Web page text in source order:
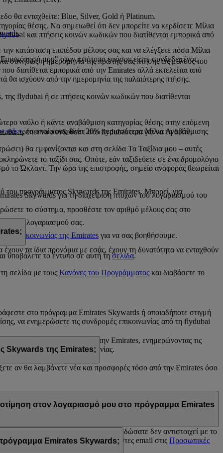
θα ενταχθείτε: Blue, Silver, Gold ή Platinum.
.
κατάσταση επιπέδου μέλους σας και να ελέγξετε πόσα Μίλια
μου" στον ιστότοπο εφόσον είστε συνδεδεμένοι.
θέσης. Να σημειωθεί ότι δεν μπορείτε να κερδίσετε Μίλια
και πτήσεις κοινών κωδικών που διατίθενται εμπορικά από
συνήθως η ημερομηνία της πρώτης σας πτήσης ως μέλους του
διατίθεται εμπορικά από την Emirates αλλά εκτελείται από
θα ισχύουν από την ημερομηνία της παλαιότερης πτήσης.
flydubai ή σε πτήσεις κοινών κωδικών που διατίθενται
ναύλο ή κάντε αναβάθμιση κατηγορίας θέσης στην επόμενη
, το οποίο σας δίνει 20% περισσότερα Μίλια Αναβάθμισης
θα πρέπει να συνδεθείτε στο flydubai.com για να τη δείτε.
θα εμφανίζονται και στη σελίδα Τα Ταξίδια μου – αυτές
του προγράμματος Skywards της Emirates. Μπορεί, για
το σύστημα, προσθέστε τον αριθμό μέλους σας στο
επικοινωνίας της Emirates για να σας βοηθήσουμε.
το ταξίδι σας. Οπότε, εάν ταξιδεύετε σε ένα δρομολόγιο
το Ώκλαντ. Την ώρα της επιστροφής, σημείο αναφοράς θεωρείται
Skywards για τη διαχείριση πτυχών του λογαριασμού του
υποβάλετε το έντυπο σε αυτή τη σελίδα.
σελίδα με τους Κανόνες του Προγράμματος και διαβάσετε το
του λογαριασμού σας.
τα ίδια προνόμια με εσάς, έχουν τη δυνατότητα να ενταχθούν
στο πρόγραμμα Emirates Skywards ή οποιαδήποτε στιγμή
να ενημερώσετε τις συνδρομές επικοινωνίας από τη flydubai
από τη flydubai ή/και την Emirates, ενημερώνοντας τις
ή του Κέντρου επικοινωνίας.
Skywards της Emirates;
αν θα λαμβάνετε νέα και προσφορές τόσο από την Emirates όσο
στον λογαριασμό μου στο πρόγραμμα Emirates
Skywards ή γιατί το όνομα που δώσατε δεν αντιστοιχεί με το
ενημερώστε τις εγγραφές σε λίστες email στις Προσωπικές
Emirates Skywards;